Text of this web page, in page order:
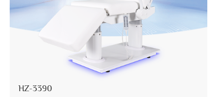
HZ-3390